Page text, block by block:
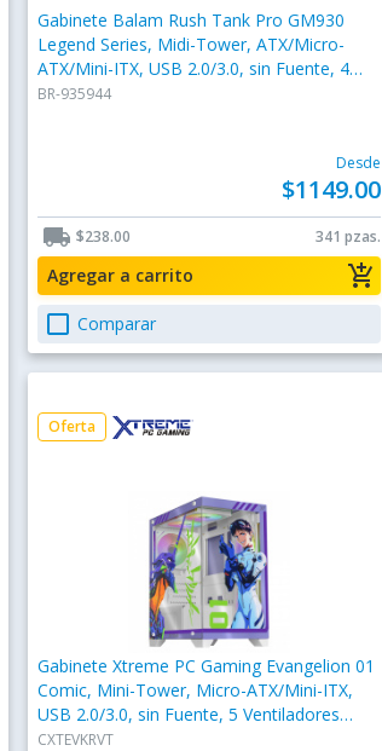
Gabinete Balam Rush Tank Pro GM930
Legend Series, Midi-Tower, ATX/Micro-
ATX/Mini-ITX, USB 2.0/3.0, sin Fuente, 4
Ventiladores Instalados, Negro
BR-935944
Desde
$1149.00
local_shipping $238.00 341 pzas.
add_shopping_cart
Agregar a carrito
check_box_outline_blank Comparar
Oferta
Gabinete Xtreme PC Gaming Evangelion 01
Comic, Mini-Tower, Micro-ATX/Mini-ITX,
USB 2.0/3.0, sin Fuente, 5 Ventiladores
Instalados, Morado
CXTEVKRVT